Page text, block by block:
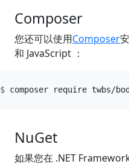
Composer
您还可以使用Composer
和 JavaScript ：
NuGet
如果您在 .NET